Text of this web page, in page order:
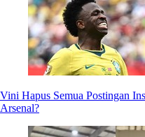
Vini Hapus Semua Postingan
Arsenal?